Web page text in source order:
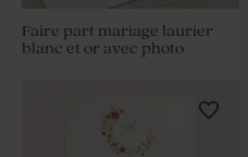
Faire part mariage laurier
blanc et or avec photo